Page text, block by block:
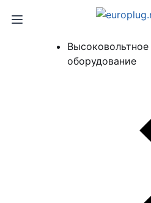
оборудование